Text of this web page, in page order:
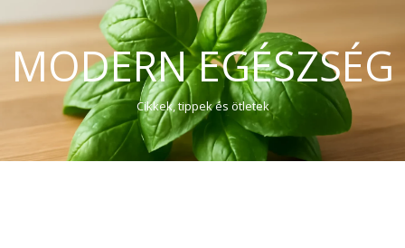
MODERN EGÉSZSÉG
Cikkek, tippek és ötletek